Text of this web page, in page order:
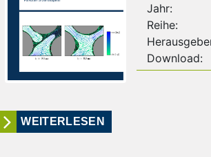
Jahr:
Reihe:
Download:
WEITERLESEN